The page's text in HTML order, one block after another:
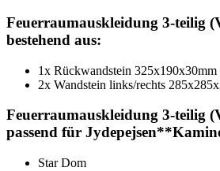
Feuerraumauskleidung 3-teilig
bestehend aus:
1x Rückwandstein
2x Wandstein links/rechts
Feuerraumauskleidung 3-teilig
passend für
Star Dom